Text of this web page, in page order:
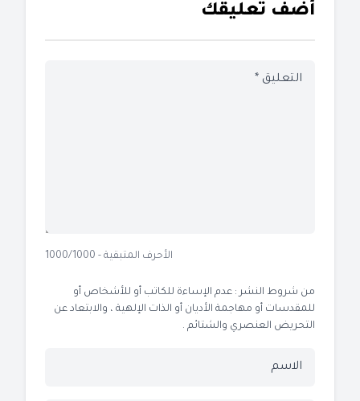
أضف تعليقك
الأحرف المتبقية - 1000/1000
من شروط النشر : عدم الإساءة للكاتب أو للأشخاص أو
للمقدسات أو مهاجمة الأديان أو الذات الإلهية ، والابتعاد عن
التحريض العنصري والشتائم .